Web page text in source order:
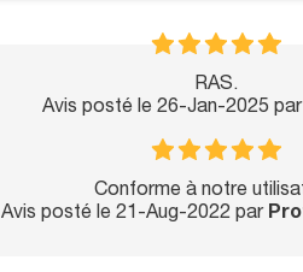
RAS.
Avis posté le 26-Jan-2025 par
Conforme à notre
Avis posté le 21-Aug-2022 par